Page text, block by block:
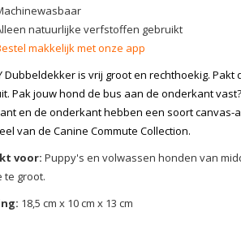
natuurlijke verfstoffen gebruikt
makkelijk met onze app
Dubbeldekker is vrij groot en rechthoekig.
Pak jouw hond de bus aan de onderkant
en de onderkant hebben een soort canvas-
van de Canine Commute Collection.
voor: Puppy's en volwassen honden van
te groot.
18,5 cm x 10 cm x 13 cm